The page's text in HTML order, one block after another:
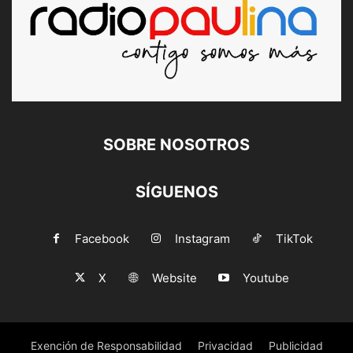
SOBRE NOSOTROS
SÍGUENOS
Facebook Instagram TikTok
X Website Youtube
Exención de Responsabilidad Privacidad Publicidad